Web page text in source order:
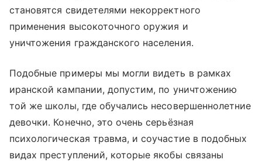
становятся свидетелями некорректного
применения высокоточного оружия и
уничтожения гражданского населения.
Подобные примеры мы могли видеть в рамках
иранской кампании, допустим, по уничтожению
той же школы, где обучались несовершеннолетние
девочки. Конечно, это очень серьёзная
психологическая травма, и соучастие в подобных
видах преступлений, которые якобы связаны